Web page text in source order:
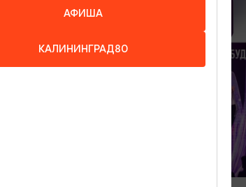
АФИША
КАЛИНИНГРАД80